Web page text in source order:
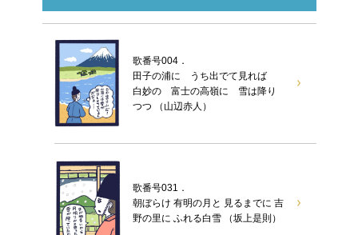
歌番号004．
田子の浦に うち出でて見れば
白妙の 富士の高嶺に 雪は降り
つつ （山辺赤人）
歌番号031．
朝ぼらけ 有明の月と 見るまでに 吉
野の里に ふれる白雪 （坂上是則）